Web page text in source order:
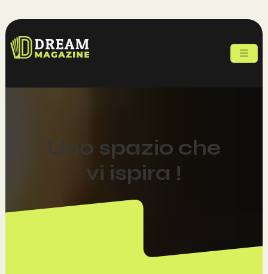
Uno spazio che
vi ispira !